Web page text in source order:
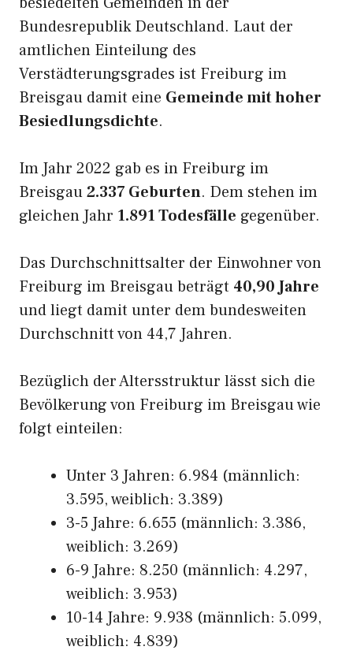
Bundesrepublik Deutschland. Laut der
amtlichen Einteilung des
Verstädterungsgrades ist Freiburg im
Breisgau damit eine Gemeinde mit hoher
Besiedlungsdichte.
Im Jahr 2022 gab es in Freiburg im
Breisgau2.337 Geburten. Dem stehen im
gleichen Jahr 1.891 Todesfälle gegenüber.
Das Durchschnittsalter der Einwohner von
Freiburg im Breisgau beträgt 40,90 Jahre
und liegt damit unter dem bundesweiten
Durchschnitt von 44,7 Jahren.
Bezüglich der Altersstruktur lässt sich die
Bevölkerung von Freiburg im Breisgau wie
folgt einteilen:
Unter 3 Jahren: 6.984 (männlich:
3.595, weiblich: 3.389)
3-5 Jahre: 6.655 (männlich: 3.386,
weiblich: 3.269)
6-9 Jahre: 8.250 (männlich: 4.297,
weiblich: 3.953)
10-14 Jahre: 9.938 (männlich: 5.099,
weiblich: 4.839)